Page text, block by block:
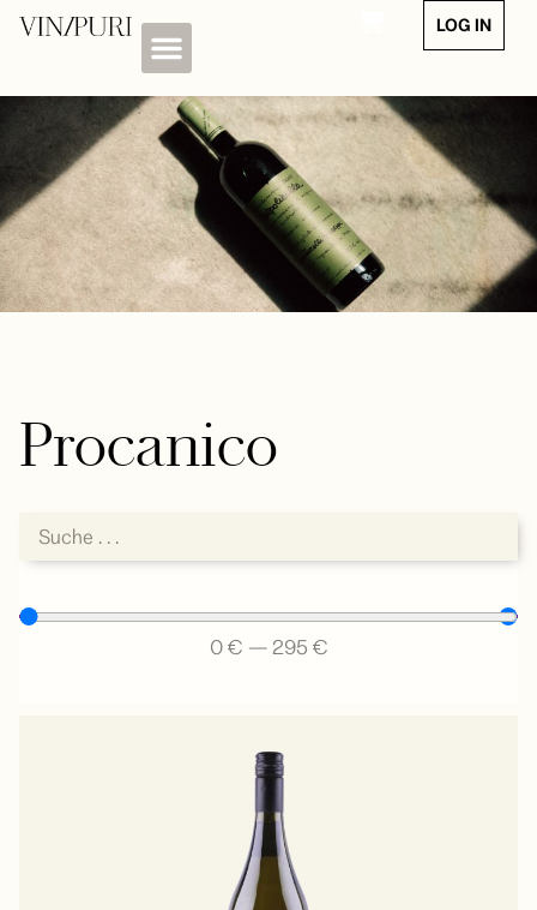
LOG IN
Procanico
0 € — 295 €